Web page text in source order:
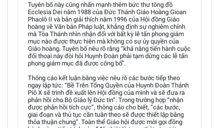
Tuyên bố này cũng nhấn mạnh thêm bức thư tông đồ
Ecclesia Dei năm 1988 của Đức Thánh Giáo Hoàng Gioan
Phaolô II và bản giải thích năm 1996 của Hội đồng Giáo
hoàng về Văn bản Pháp luật, khẳng định sự nghiêm chỉnh
mà Tòa Thánh nhìn nhận đối với bất kỳ lễ tấn phong giám
mục nào được thực hiện mà không có sự ủy quyền của
Giáo hoàng. Tuyên bố nêu rõ rằng “khả năng tiến hành cuộc
đối thoại này đòi hỏi Huynh Đoàn phải tạm dừng các lễ tấn
phong giám mục đã được công bố”.
Thông cáo kết luận bằng việc nêu rõ các bước tiếp theo
ngay lập tức: “Bề Trên Tổng Quyền của Huynh Đoàn Thánh
Piô X sẽ trình đề xuất lên Hội đồng của mình và sẽ đưa ra
phản hồi cho Bộ Giáo lý Đức tin”. Trong trường hợp “nhận
được phản hồi tích cực”, thông cáo cho biết, “các bước,
giai đoạn và thủ tục cần tuân theo sẽ được thiết lập bằng
thỏa thuận chung”. Toàn thể Giáo hội được mời gọi đồng